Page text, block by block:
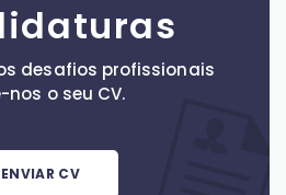
desafios profissionais
nos o seu CV.
ENVIAR CV